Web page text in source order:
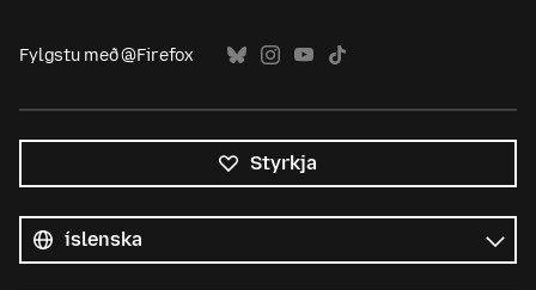
Fylgstu með @Firefox
Styrkja
tungumál
Tungumál